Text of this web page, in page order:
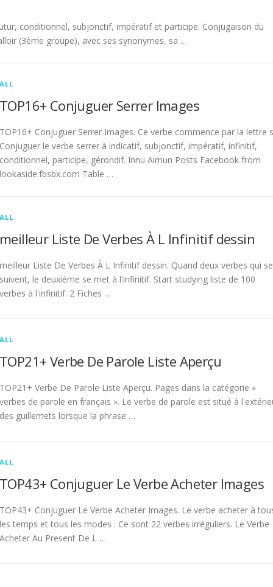
conditionnel, subjonctif, impératif et participe. Conjugaison du
(3ème groupe), avec ses synonymes, sa …
ALL
TOP16+ Conjuguer Serrer Images
TOP16+ Conjuguer Serrer Images. Ce verbe commence par la lettre
Conjuguer le verbe serrer à indicatif, subjonctif, impératif, infinitif,
conditionnel, participe, gérondif. Innu Aimun Posts Facebook from
lookaside.fbsbx.com Table …
ALL
meilleur Liste De Verbes À L Infinitif dessin
meilleur Liste De Verbes À L Infinitif dessin. Quand deux verbes qui se
suivent, le deuxième se met à l'infinitif. Start studying liste de 100
verbes à l'infinitif. 2 Fiches …
ALL
TOP21+ Verbe De Parole Liste Aperçu
TOP21+ Verbe De Parole Liste Aperçu. Pages dans la catégorie «
verbes de parole en français ». Le verbe de parole est situé à
des guillemets lorsque la phrase …
ALL
TOP43+ Conjuguer Le Verbe Acheter Images
TOP43+ Conjuguer Le Verbe Acheter Images. Le verbe acheter à
les temps et tous les modes : Ce sont 22 verbes irréguliers. Le Verbe
Acheter Au Present De L …